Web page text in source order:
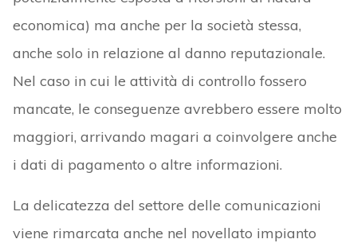
economica) ma anche per la società stessa,
anche solo in relazione al danno reputazionale.
Nel caso in cui le attività di controllo fossero
mancate, le conseguenze avrebbero essere molto
maggiori, arrivando magari a coinvolgere anche
i dati di pagamento o altre informazioni.
La delicatezza del settore delle comunicazioni
viene rimarcata anche nel novellato impianto